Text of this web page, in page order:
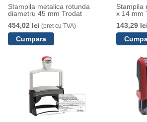
Stampila metalica rotunda
diametru 45 mm Trodat
454,02 lei (pret cu TVA)
Stampila
x 14 mm
143,29 lei